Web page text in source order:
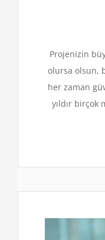
Projenizin
olursa olsun,
her zaman
yıldır birçok